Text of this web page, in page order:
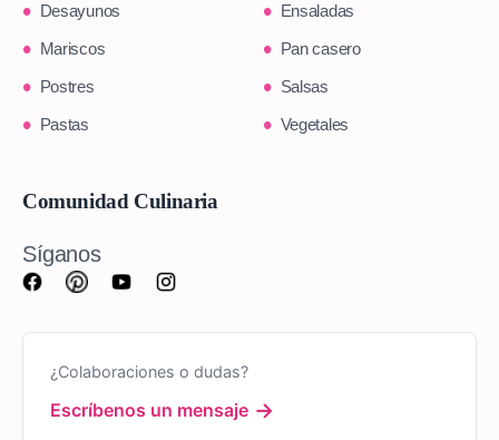
Desayunos
Ensaladas
Mariscos
Pan casero
Postres
Salsas
Pastas
Vegetales
Comunidad Culinaria
Síganos
¿Colaboraciones o dudas?
Escríbenos un mensaje →